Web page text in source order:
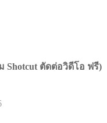
Shotcut ตัดต่อวิดีโอ ฟรี)